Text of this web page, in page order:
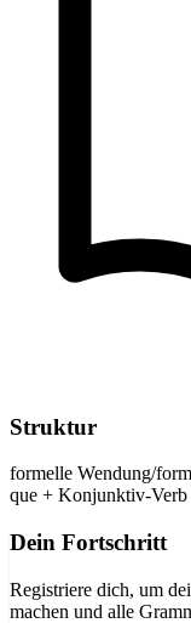
Struktur
formelle Wendung/
que + Konjunktiv-Verb
Dein Fortschritt
Registriere dich, um
machen und alle